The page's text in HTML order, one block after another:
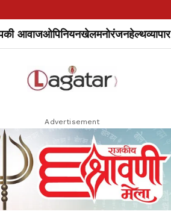
आवाजओपिनियनखेलमनोरंजनहेल्थव्यापार
Advertisement